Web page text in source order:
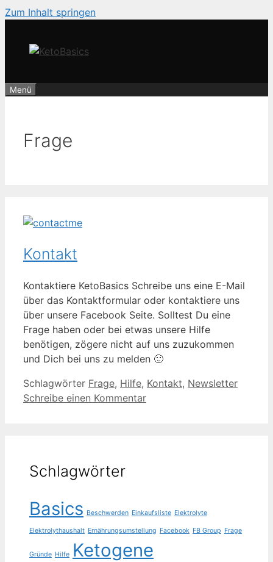
Zum Inhalt springen
Menü
Frage
Kontakt
Kontaktiere KetoBasics Schreibe uns eine E-Mail
über das Kontaktformular oder kontaktiere uns
über unsere Facebook Seite. Solltest Du eine
Frage haben oder bei etwas unsere Hilfe
benötigen, zögere nicht auf uns zuzukommen
und Dich bei uns zu melden 🙂
Schlagwörter Frage, Hilfe, Kontakt, Newsletter
Schreibe einen Kommentar
Schlagwörter
Basics Beschwerden Einkaufsliste Elektrolyte
Elektrolythaushalt Ernährungsumstellung Facebook FB Group Frage
Gründe Hilfe Ketogene